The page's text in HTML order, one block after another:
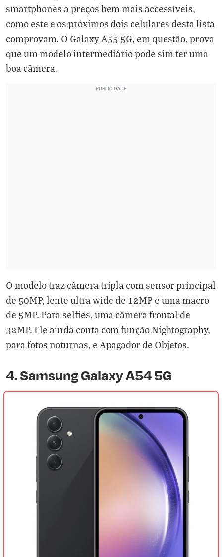
smartphones a preços bem mais accessíveis,
como este e os próximos dois celulares desta lista
comprovam. O Galaxy A55 5G, em questão, prova
que um modelo intermediário pode sim ter uma
boa câmera.
O modelo traz câmera tripla com sensor principal
de 50MP, lente ultra wide de 12MP e uma macro
de 5MP. Para selfies, uma câmera frontal de
32MP. Ele ainda conta com função Nightography,
para fotos noturnas, e Apagador de Objetos.
4. Samsung Galaxy A54 5G